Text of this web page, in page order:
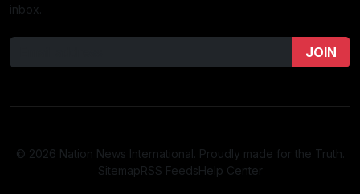
inbox.
JOIN
© 2026 Nation News International. Proudly made for the Truth.
SitemapRSS FeedsHelp Center